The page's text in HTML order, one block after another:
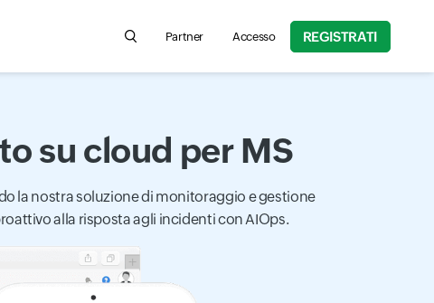
Search for product information, help articles,
Partner Accesso REGISTRATI
su cloud per MS
la nostra soluzione di monitoraggio e gestione
alla risposta agli incidenti con AIOps.